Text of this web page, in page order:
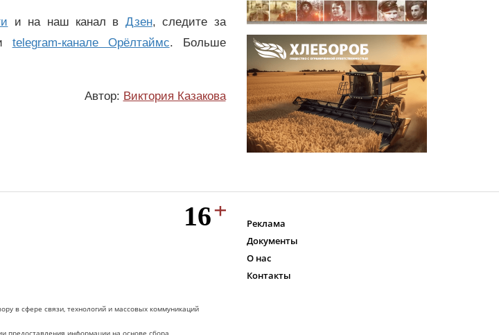
и на наш канал в Дзен, следите за
telegram-канале Орёлтаймс. Больше
Автор: Виктория Казакова
в сфере связи, технологий и массовых коммуникаций
Реклама
Документы
О нас
Контакты